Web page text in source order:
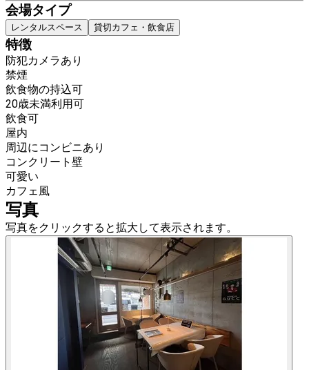
会場タイプ
レンタルスペース 貸切カフェ・飲食店
特徴
防犯カメラあり
禁煙
飲食物の持込可
20歳未満利用可
飲食可
屋内
周辺にコンビニあり
コンクリート壁
可愛い
カフェ風
写真
写真をクリックすると拡大して表示されます。